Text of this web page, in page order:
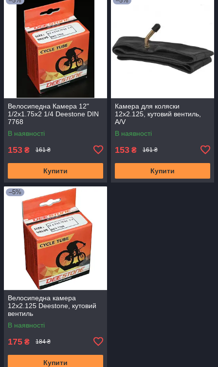
Велосипедна Камера 12"
1/2x1.75x2 1/4 Deestone DIN
7768
В наявності
153 ₴ 161 ₴
Купити
Камера для коляски
12x2.125, кутовий вентиль,
A/V
В наявності
153 ₴ 161 ₴
Купити
–5%
Велосипедна камера
12x2.125 Deestone, кутовий
вентиль
В наявності
175 ₴ 184 ₴
Купити